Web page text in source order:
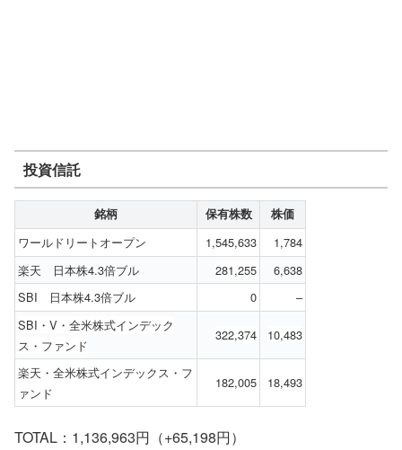
投資信託
銘柄 保有株数 株価
ワールドリートオープン 1,545,633
1,784
楽天 日本株4.3倍ブル
281,255
6,638
SBI 日本株4.3倍ブル
0
–
SBI・V・全米株式インデック
ス・ファンド
322,374 10,483
楽天・全米株式インデックス・フ
ァンド
182,005 18,493
TOTAL：1,136,963円（+65,198円）